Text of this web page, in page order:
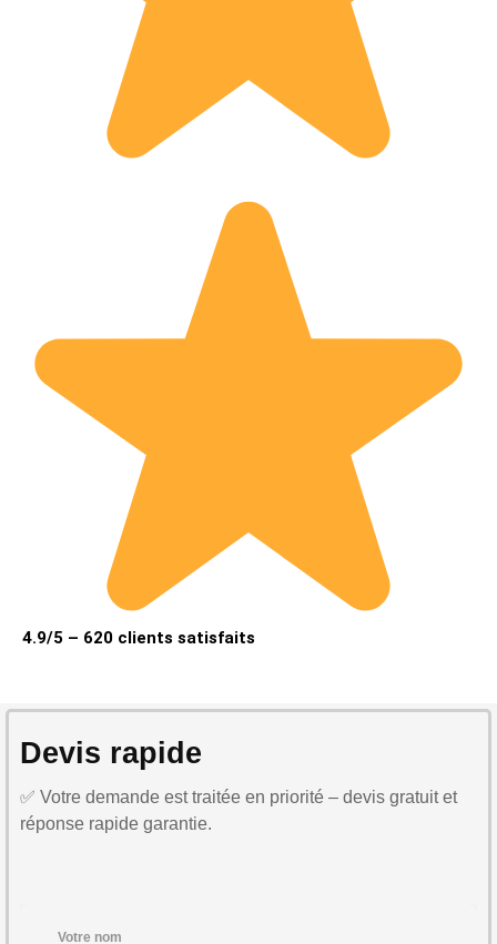
4.9/5 – 620 clients satisfaits
Devis rapide
✅ Votre demande est traitée en priorité – devis gratuit et
réponse rapide garantie.
Votre nom